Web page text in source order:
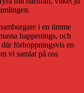
i en timme
happenings, och
förhoppningsvis en
vi samlat på oss